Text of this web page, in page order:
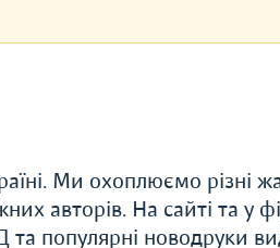
Ми охоплюємо різні
авторів. На сайті та у
популярні новодруки